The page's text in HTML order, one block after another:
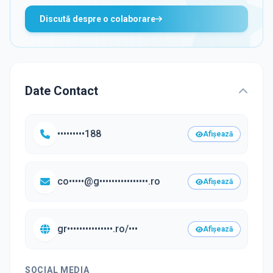
Discută despre o colaborare
Date Contact
•••••••••188 Afișează
co•••••@g••••••••••••••••.ro Afișează
gr•••••••••••••••.ro/••• Afișează
SOCIAL MEDIA